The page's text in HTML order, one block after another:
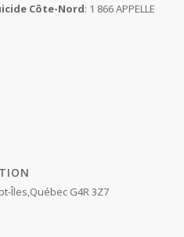
Côte-Nord: 1 866 APPELLE
Îles,Québec G4R 3Z7